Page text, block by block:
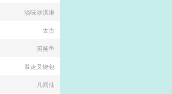
淡味冰淇淋
太古
闲笑鱼
暴走叉烧包
凡间仙